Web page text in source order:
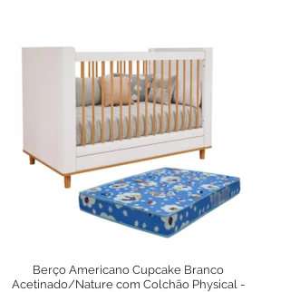
Berço Americano Cupcake Branco
Acetinado/Nature com Colchão Physical -